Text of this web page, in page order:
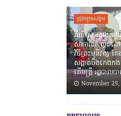
ជ្រុងមួយសង្គម
អីយ៉ាស់ សាងសង់
សាធារណៈស្ថិត
វិថីព្រះមុនីវង្ស ក
សង្កាត់បឹងកេង
តើមន្ត្រី រដ្ឋបា
November